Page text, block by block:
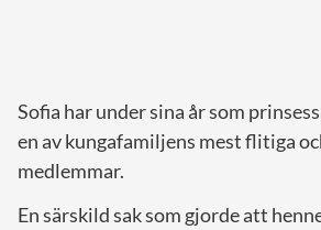
Sofia har under sina år som
en av kungafamiljens mest flitiga
medlemmar.
En särskild sak som gjorde att